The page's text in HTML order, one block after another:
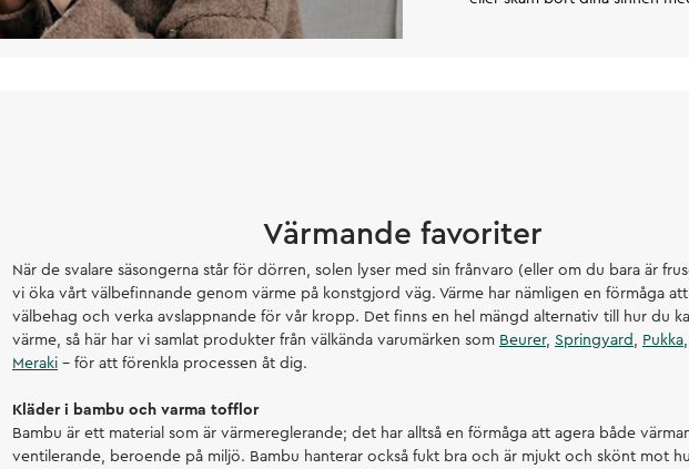
Värmande favoriter
När de svalare säsongerna står för dörren, solen lyser med sin frånvaro (eller om du bara är
vi öka vårt välbefinnande genom värme på konstgjord väg. Värme har nämligen en förmåga
välbehag och verka avslappnande för vår kropp. Det finns en hel mängd alternativ till hur du
värme, så här har vi samlat produkter från välkända varumärken som Beurer, Springyard Pukka
Meraki – för att förenkla processen åt dig.
Kläder i bambu och varma tofflor
Bambu är ett material som är värmereglerande; det har alltså en förmåga att agera både
ventilerande, beroende på miljö. Bambu hanterar också fukt bra och är mjukt och skönt mot